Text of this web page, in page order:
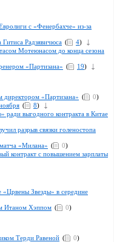
с «Фенербахче» из-за
Гитиса Радзявичюса ( 4)
Мотеюнасом до конца сезона
«Партизана» ( 19)
директором «Партизана» ( 0)
( 8)
выгодного контракта в Китае
разрыв связки голеностопа
«Милана» ( 0)
контракт с повышением зарплаты
Звезды» в середине
Итаном Хэппом ( 0)
Терди Равеной ( 0)